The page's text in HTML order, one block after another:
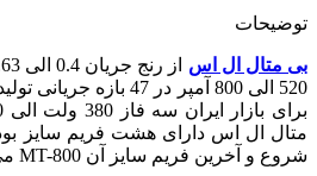
توضیحات
بی متال ال اس
520 الی 800 آمپر در 47
شروع و آخرین فریم سایز آن MT-800 می باشد.